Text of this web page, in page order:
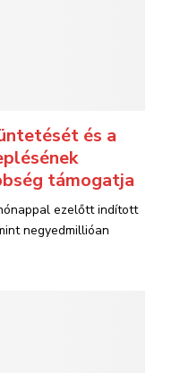
és a
támogatja
ezelőtt indított
negyedmillióan